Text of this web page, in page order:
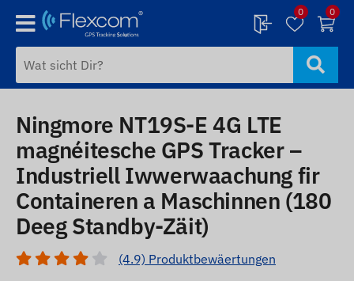
0 0
Ningmore NT19S-E 4G LTE
magnéitesche GPS Tracker –
Industriell Iwwerwaachung fir
Containeren a Maschinnen (180
Deeg Standby-Zäit)
(4.9) Produktbewäertungen